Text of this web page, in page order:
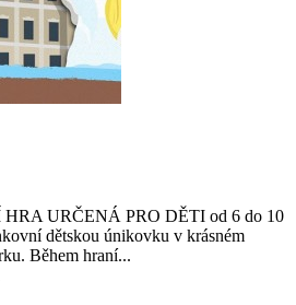
URČENÁ PRO DĚTI od 6 do 10
dětskou únikovku v krásném
Během hraní...